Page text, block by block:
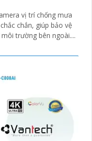
vị trí chống mưa
chắn, giúp bảo vệ
trường bên ngoài....